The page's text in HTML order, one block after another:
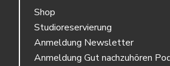
Shop
Studioreservierung
Anmeldung Newsletter
Anmeldung Gut nachzuhören